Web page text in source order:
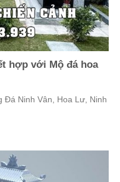
hợp với Mộ đá hoa
Đá Ninh Vân, Hoa Lư, Ninh